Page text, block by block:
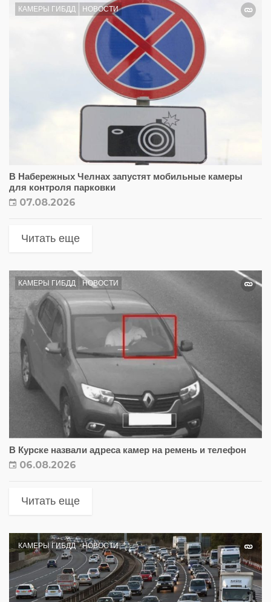
КАМЕРЫ ГИБДД НОВОСТИ
В Набережных Челнах запустят мобильные камеры
для контроля парковки
07.08.2026
Читать еще
КАМЕРЫ ГИБДД НОВОСТИ
В Курске назвали адреса камер на ремень и телефон
06.08.2026
Читать еще
КАМЕРЫ ГИБДД НОВОСТИ